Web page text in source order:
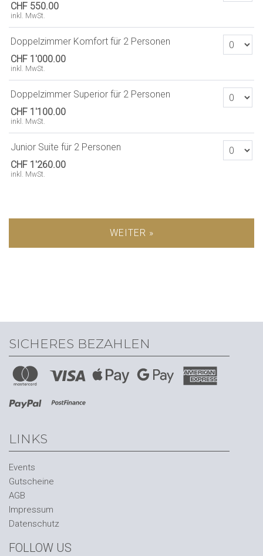
CHF 550.00
inkl. MwSt.
Doppelzimmer Komfort für 2 Personen
CHF 1'000.00
inkl. MwSt.
Anzahl
Doppelzimmer Superior für 2 Personen
CHF 1'100.00
inkl. MwSt.
Anzahl
Junior Suite für 2 Personen
CHF 1'260.00
inkl. MwSt.
Anzahl
WEITER »
SICHERES BEZAHLEN
LINKS
Events
Gutscheine
AGB
Impressum
Datenschutz
FOLLOW US